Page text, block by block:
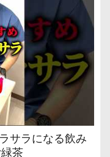
サラになる飲み
茶